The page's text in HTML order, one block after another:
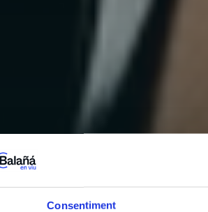
Consentiment